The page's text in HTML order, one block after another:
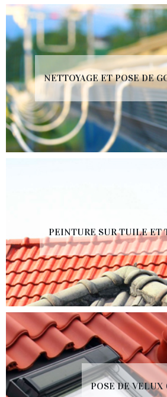
NETTOYAGE ET POSE DE
PEINTURE SUR TUILE ET
POSE DE VELUX